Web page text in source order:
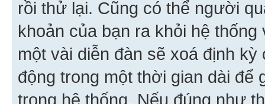
rồi thử lại. Cũng có thể người
khoản của bạn ra khỏi hệ
một vài diễn đàn sẽ xoá định
động trong một thời gian dài
trong hệ thống. Nếu đúng như